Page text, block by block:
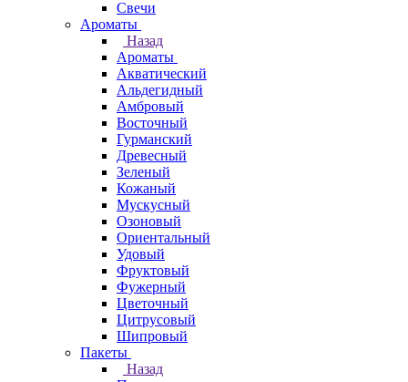
Свечи
Ароматы
Назад
Ароматы
Акватический
Альдегидный
Амбровый
Восточный
Гурманский
Древесный
Зеленый
Кожаный
Мускусный
Озоновый
Ориентальный
Удовый
Фруктовый
Фужерный
Цветочный
Цитрусовый
Шипровый
Пакеты
Назад